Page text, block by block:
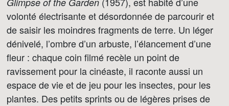
volonté électrisante et désordonnée de parcourir et
de saisir les moindres fragments de terre. Un léger
dénivelé, l’ombre d’un arbuste, l’élancement d’une
fleur : chaque coin filmé recèle un point de
ravissement pour la cinéaste, il raconte aussi un
espace de vie et de jeu pour les insectes, pour les
plantes. Des petits sprints ou de légères prises de